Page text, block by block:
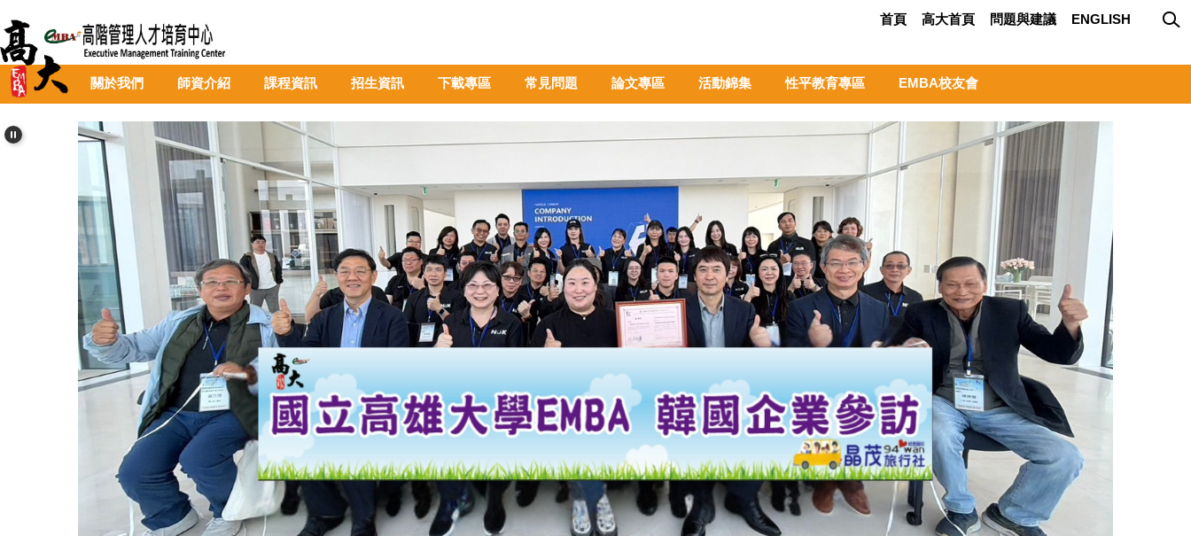
到
主
要
內
區
關於我們 師資介紹 課程資訊 招生資訊 下載專區 常見問題 論文專區 活動錦集 性平教育專區 EMBA校友會
首頁 高大首頁 問題與建議 ENGLISH